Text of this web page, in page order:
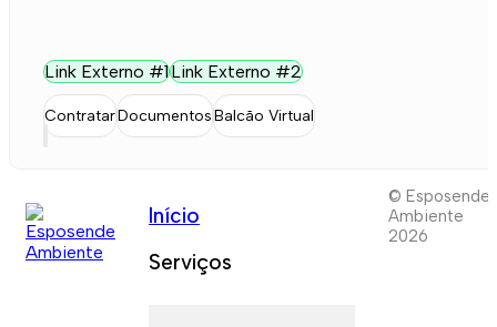
Link Externo #1Link Externo #2
ContratarDocumentosBalcão Virtual
Início
Serviços
© Esposende
Ambiente
2026